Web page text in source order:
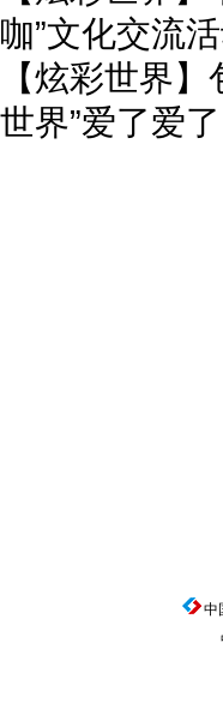
咖”文化交流
【炫彩世界
世界”爱了爱了
中